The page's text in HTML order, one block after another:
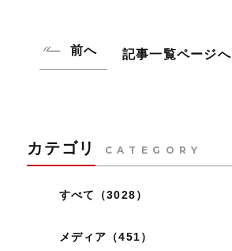
前へ 記事一覧ページへ
カテゴリ CATEGORY
すべて（3028）
メディア（451）